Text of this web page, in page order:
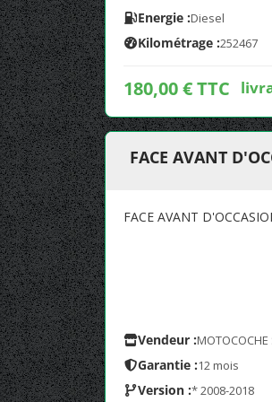
Energie :Diesel
Kilométrage :252467
180,00 € TTC
FACE AVANT
FACE AVANT
Vendeur :MOTOCOCHE
Garantie :12 mois
Version :* 2008-2018